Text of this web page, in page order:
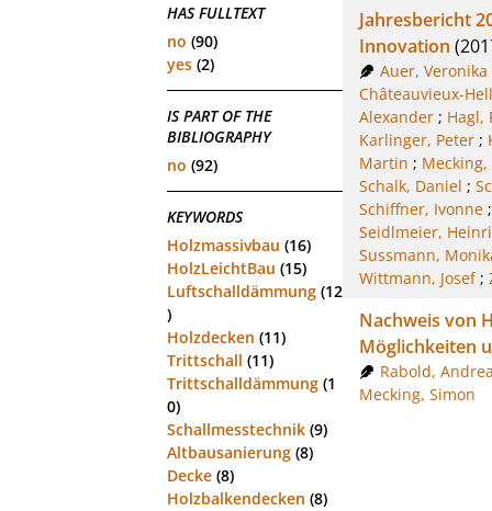
HAS FULLTEXT
no (90)
yes (2)
IS PART OF THE
BIBLIOGRAPHY
no (92)
KEYWORDS
Holzmassivbau (16)
HolzLeichtBau (15)
Luftschalldämmung (12
)
Holzdecken (11)
Trittschall (11)
Trittschalldämmung (1
0)
Schallmesstechnik (9)
Altbausanierung (8)
Decke (8)
Holzbalkendecken (8)
Jahresbericht
Innovation
Auer, Veronika
Châteauvieux-
Alexander ; Hagl,
Karlinger, Peter ;
Martin ;
Schalk, Daniel ;
Schiffner, Ivonne
Seidlmeier,
Sussmann,
Wittmann, Josef;
Nachweis von
Möglichkeiten
Rabold,
Mecking, Simon